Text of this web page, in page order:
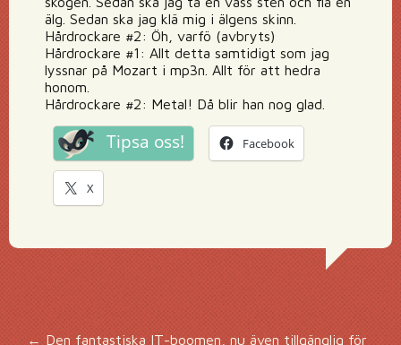
älg. Sedan ska jag klä mig i älgens skinn.
Hårdrockare #2: Öh, varfö (avbryts)
Hårdrockare #1: Allt detta samtidigt som jag
lyssnar på Mozart i mp3n. Allt för att hedra
honom.
Hårdrockare #2: Metal! Då blir han nog glad.
Tipsa oss! Facebook
X
←Den fantastiska IT-boomen, nu även tillgänglig för